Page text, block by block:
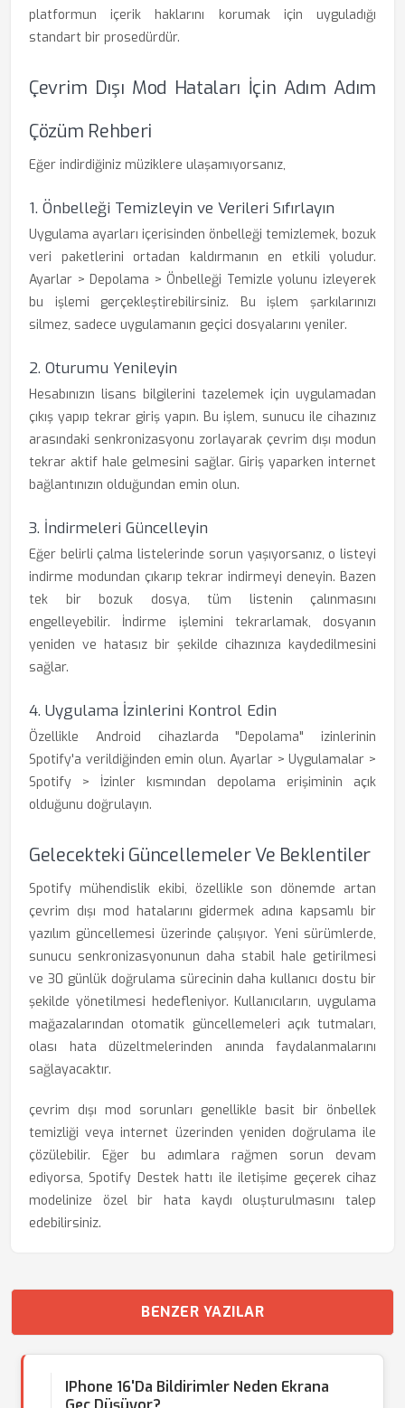
platformun içerik haklarını korumak için uyguladığı
standart bir prosedürdür.
Çevrim Dışı Mod Hataları İçin Adım Adım
Çözüm Rehberi
Eğer indirdiğiniz müziklere ulaşamıyorsanız,
1. Önbelleği Temizleyin ve Verileri Sıfırlayın
Uygulama ayarları içerisinden önbelleği temizlemek, bozuk
veri paketlerini ortadan kaldırmanın en etkili yoludur.
Ayarlar > Depolama > Önbelleği Temizle yolunu izleyerek
bu işlemi gerçekleştirebilirsiniz. Bu işlem şarkılarınızı
silmez, sadece uygulamanın geçici dosyalarını yeniler.
2. Oturumu Yenileyin
Hesabınızın lisans bilgilerini tazelemek için uygulamadan
çıkış yapıp tekrar giriş yapın. Bu işlem, sunucu ile cihazınız
arasındaki senkronizasyonu zorlayarak çevrim dışı modun
tekrar aktif hale gelmesini sağlar. Giriş yaparken internet
bağlantınızın olduğundan emin olun.
3. İndirmeleri Güncelleyin
Eğer belirli çalma listelerinde sorun yaşıyorsanız, o listeyi
indirme modundan çıkarıp tekrar indirmeyi deneyin. Bazen
tek bir bozuk dosya, tüm listenin çalınmasını
engelleyebilir. İndirme işlemini tekrarlamak, dosyanın
yeniden ve hatasız bir şekilde cihazınıza kaydedilmesini
sağlar.
4. Uygulama İzinlerini Kontrol Edin
Özellikle Android cihazlarda "Depolama" izinlerinin
Spotify'a verildiğinden emin olun. Ayarlar > Uygulamalar >
Spotify > İzinler kısmından depolama erişiminin açık
olduğunu doğrulayın.
Gelecekteki Güncellemeler Ve Beklentiler
Spotify mühendislik ekibi, özellikle son dönemde artan
çevrim dışı mod hatalarını gidermek adına kapsamlı bir
yazılım güncellemesi üzerinde çalışıyor. Yeni sürümlerde,
sunucu senkronizasyonunun daha stabil hale getirilmesi
ve 30 günlük doğrulama sürecinin daha kullanıcı dostu bir
şekilde yönetilmesi hedefleniyor. Kullanıcıların, uygulama
mağazalarından otomatik güncellemeleri açık tutmaları,
olası hata düzeltmelerinden anında faydalanmalarını
sağlayacaktır.
çevrim dışı mod sorunları genellikle basit bir önbellek
temizliği veya internet üzerinden yeniden doğrulama ile
çözülebilir. Eğer bu adımlara rağmen sorun devam
ediyorsa, Spotify Destek hattı ile iletişime geçerek cihaz
modelinize özel bir hata kaydı oluşturulmasını talep
edebilirsiniz.
BENZER YAZILAR
IPhone 16'da Bildirimler Neden Ekrana